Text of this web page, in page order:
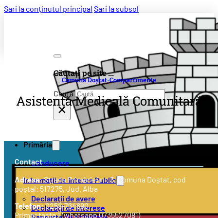
Sari la conținutul principal Sari la subsol
Căutați pe site ...
Caută
×
Primăria
Conducere
Informații de Interes Public
Declarații de avere
Declarații de interese
Comuna Doștat-Compartimente
Asistență Medicală Comunitară
Contact
Adresa:Strada Primăriei nr. 3, Comuna Doștat, cod
poștal: 517275, Jud. Alba
Telefon:0258-764690
Primar tasta 1 (whatsapp 0735527081)